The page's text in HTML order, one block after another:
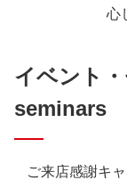
心
イベント
seminars
ご来店感謝キ